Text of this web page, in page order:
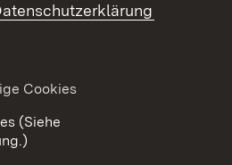
Cookies
(Siehe